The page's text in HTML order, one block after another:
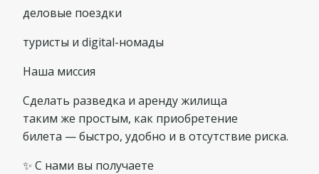
деловые поездки
туристы и digital-номады
Наша миссия
Сделать разведка и аренду жилища
таким же простым, как приобретение
билета — быстро, удобно и в отсутствие риска.
✨ С нами вы получаете